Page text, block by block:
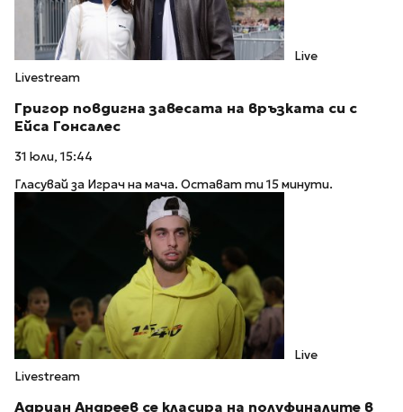
Live
Livestream
Григор повдигна завесата на връзката си с
Ейса Гонсалес
31 юли, 15:44
Гласувай за Играч на мача. Остават ти 15 минути.
Live
Livestream
Адриан Андреев се класира на полуфиналите в